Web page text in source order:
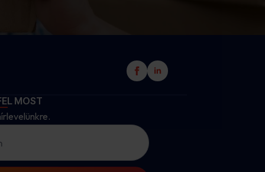
MOST